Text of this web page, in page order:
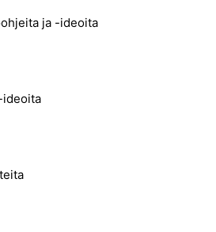
ja -ideoita
ideoita